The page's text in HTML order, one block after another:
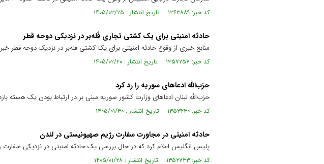
کد خبر: ۱۳۶۳۸۸۹ تاریخ انتشار : ۱۴۰۵/۰۳/۲۵
حادثه امنیتی برای یک کشتی تجاری فَله‌بر در نزدیکی دوحه قطر
منابع خبری از وقوع حادثه امنیتی برای یک کشتی فله‌بر در نزدیک دوحه قطر خبر
کد خبر: ۱۳۵۷۲۵۷ تاریخ انتشار : ۱۴۰۵/۰۲/۲۰
حزب‌الله ادعا‌های سوریه را رد کرد
حزب‌الله لبنان ادعا‌های وزارت کشور سوریه مبنی بر در ارتباط بودن یک هسته
کد خبر: ۱۳۵۳۲۳۰ تاریخ انتشار : ۱۴۰۵/۰۱/۳۰
حادثه امنیتی در مجاورت سفارت رژیم صهیونیستی در لندن
پلیس انگلیس اعلام کرد که در حال بررسی یک حادثه امنیتی در نزدیکی
کد خبر: ۱۳۵۲۷۳۳ تاریخ انتشار : ۱۴۰۵/۰۱/۲۸